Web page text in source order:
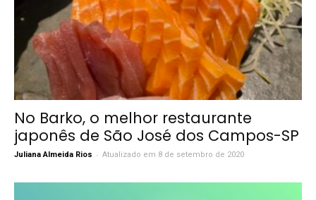
No Barko, o melhor restaurante
japonês de São José dos Campos-SP
Juliana Almeida Rios - Atualizado em 8 de setembro de 2020